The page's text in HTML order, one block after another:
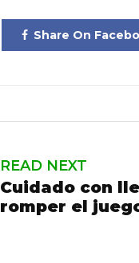
Share On
READ NEXT
Cuidado con
romper el